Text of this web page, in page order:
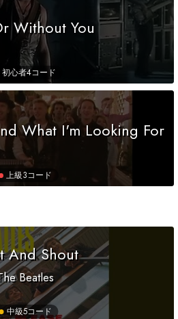
Without You
初心者4コード
What I'm Looking For
上級3コード
And Shout
Beatles
中級5コード